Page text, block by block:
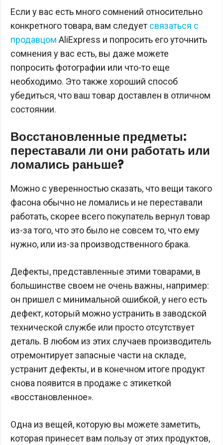
Если у вас есть много сомнений относительно
конкретного товара, вам следует связаться с
продавцом AliExpress и попросить его уточнить
сомнения у вас есть, вы даже можете
попросить фотографии или что-то еще
необходимо. Это также хороший способ
убедиться, что ваш товар доставлен в отличном
состоянии.
Восстановленные предметы:
переставали ли они работать или
ломались раньше?
Можно с уверенностью сказать, что вещи такого
фасона обычно не ломались и не переставали
работать, скорее всего покупатель вернул товар
из-за того, что это было не совсем то, что ему
нужно, или из-за производственного брака.
Дефекты, представленные этими товарами, в
большинстве своем не очень важны, например:
он пришел с минимальной ошибкой, у него есть
дефект, который можно устранить в заводской
технической службе или просто отсутствует
деталь. В любом из этих случаев производитель
отремонтирует запасные части на складе,
устранит дефекты, и в конечном итоге продукт
снова появится в продаже с этикеткой
«восстановленное».
Одна из вещей, которую вы можете заметить,
которая принесет вам пользу от этих продуктов,